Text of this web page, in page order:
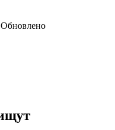
Обновлено